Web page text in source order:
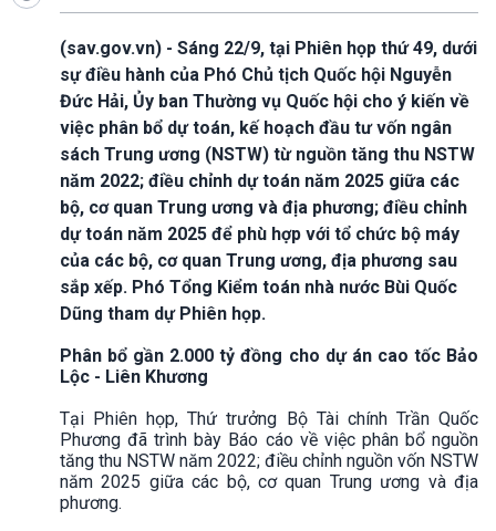
(sav.gov.vn) - Sáng 22/9, tại Phiên họp thứ 49, dưới
sự điều hành của Phó Chủ tịch Quốc hội Nguyễn
Đức Hải, Ủy ban Thường vụ Quốc hội cho ý kiến về
việc phân bổ dự toán, kế hoạch đầu tư vốn ngân
sách Trung ương (NSTW) từ nguồn tăng thu NSTW
năm 2022; điều chỉnh dự toán năm 2025 giữa các
bộ, cơ quan Trung ương và địa phương; điều chỉnh
dự toán năm 2025 để phù hợp với tổ chức bộ máy
của các bộ, cơ quan Trung ương, địa phương sau
sắp xếp. Phó Tổng Kiểm toán nhà nước Bùi Quốc
Dũng tham dự Phiên họp.
Phân bổ gần 2.000 tỷ đồng cho dự án cao tốc Bảo
Lộc - Liên Khương
Tại Phiên họp, Thứ trưởng Bộ Tài chính Trần Quốc
Phương đã trình bày Báo cáo về việc phân bổ nguồn
tăng thu NSTW năm 2022; điều chỉnh nguồn vốn NSTW
năm 2025 giữa các bộ, cơ quan Trung ương và địa
phương.